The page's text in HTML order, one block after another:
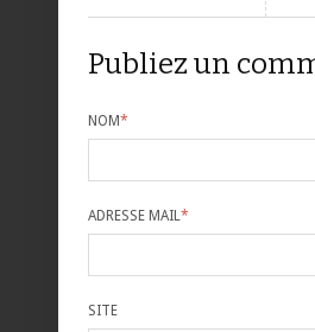
Publiez un
NOM*
ADRESSE MAIL *
SITE